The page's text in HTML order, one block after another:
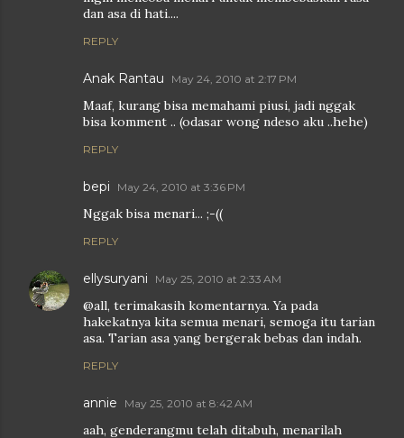
dan asa di hati....
REPLY
Anak Rantau May 24, 2010 at 2:17 PM
Maaf, kurang bisa memahami piusi, jadi nggak
bisa komment .. (odasar wong ndeso aku ..hehe)
REPLY
bepi May 24, 2010 at 3:36 PM
Nggak bisa menari... ;-((
REPLY
ellysuryani May 25, 2010 at 2:33 AM
@all, terimakasih komentarnya. Ya pada
hakekatnya kita semua menari, semoga itu tarian
asa. Tarian asa yang bergerak bebas dan indah.
REPLY
annie May 25, 2010 at 8:42 AM
aah, genderangmu telah ditabuh, menarilah